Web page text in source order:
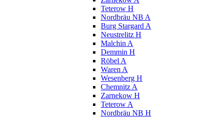
Teterow H
Nordbräu NB A
Burg Stargard A
Neustrelitz H
Malchin A
Demmin H
Röbel A
Waren A
Wesenberg H
Chemnitz A
Zarnekow H
Teterow A
Nordbräu NB H